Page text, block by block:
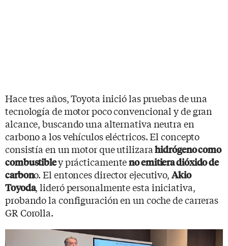
Hace tres años, Toyota inició las pruebas de una
tecnología de motor poco convencional y de gran
alcance, buscando una alternativa neutra en
carbono a los vehículos eléctricos. El concepto
consistía en un motor que utilizarahidrógeno como
combustibley prácticamenteno emitiera dióxido de
carbono. El entonces director ejecutivo, Akio
Toyoda, lideró personalmente esta iniciativa,
probando la configuración en un coche de carreras
GR Corolla.